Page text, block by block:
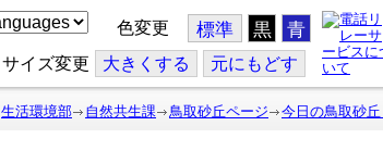
色変更 標準 黒 青
サイズ変更 大きくする 元にもどす
生活環境部 自然共生課 鳥取砂丘ページ 今日の鳥取砂丘